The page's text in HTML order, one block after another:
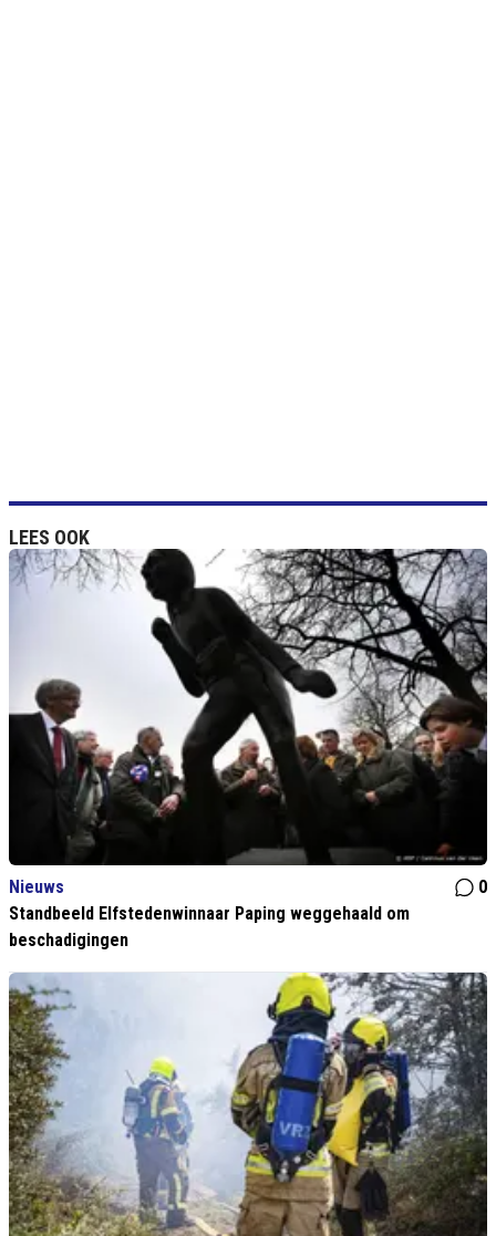
LEES OOK
Nieuws
0
Standbeeld Elfstedenwinnaar Paping weggehaald om
beschadigingen